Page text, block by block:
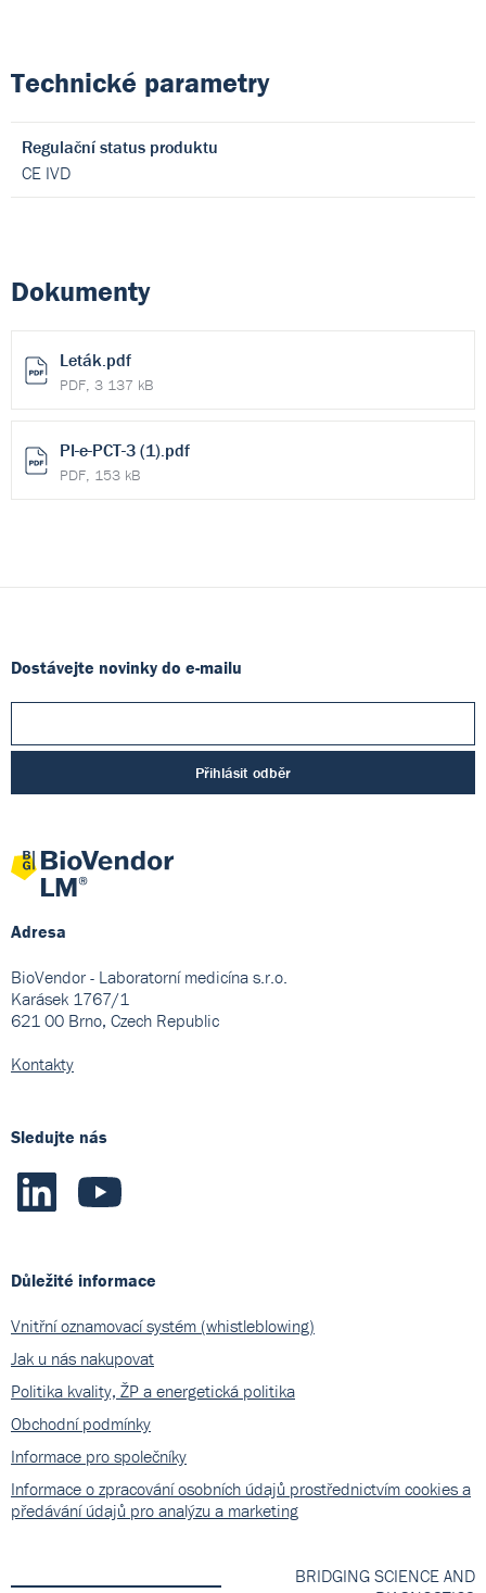
Technické parametry
Regulační status produktu
CE IVD
Dokumenty
Leták.pdf
PDF, 3 137 kB
PI-e-PCT-3 (1).pdf
PDF, 153 kB
Dostávejte novinky do e-mailu
Přihlásit odběr
Adresa
BioVendor - Laboratorní medicína s.r.o.
Karásek 1767/1
621 00 Brno, Czech Republic
Kontakty
Sledujte nás
Důležité informace
Vnitřní oznamovací systém (whistleblowing)
Jak u nás nakupovat
Politika kvality, ŽP a energetická politika
Obchodní podmínky
Informace pro společníky
Informace o zpracování osobních údajů prostřednictvím cookies a
předávání údajů pro analýzu a marketing
BRIDGING SCIENCE AND